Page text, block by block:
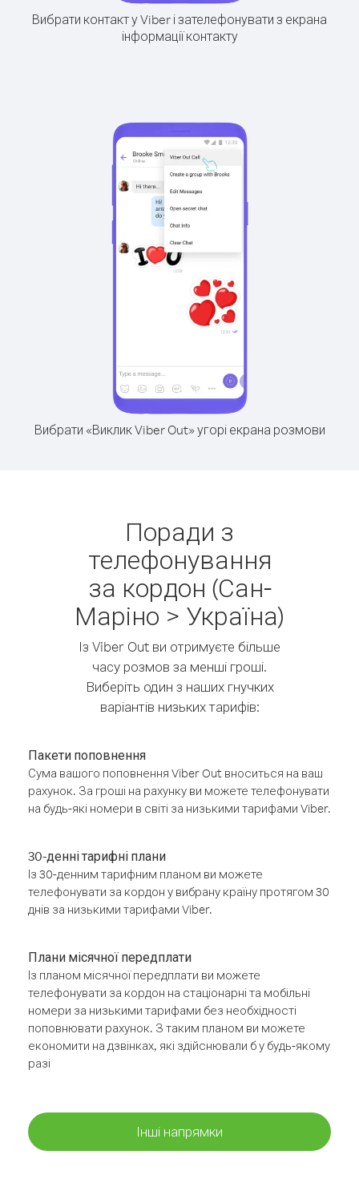
Вибрати контакт у Viber і зателефонувати з екрана
інформації контакту
Вибрати «Виклик Viber Out» угорі екрана розмови
Поради з
телефонування
за кордон (Сан-
Маріно > Україна)
Із Viber Out ви отримуєте більше
часу розмов за менші гроші.
Виберіть один з наших гнучких
варіантів низьких тарифів:
Пакети поповнення
Сума вашого поповнення Viber Out вноситься на ваш
рахунок. За гроші на рахунку ви можете телефонувати
на будь-які номери в світі за низькими тарифами Viber.
30-денні тарифні плани
Із 30-денним тарифним планом ви можете
телефонувати за кордон у вибрану країну протягом 30
днів за низькими тарифами Viber.
Плани місячної передплати
Із планом місячної передплати ви можете
телефонувати за кордон на стаціонарні та мобільні
номери за низькими тарифами без необхідності
поповнювати рахунок. З таким планом ви можете
економити на дзвінках, які здійснювали б у будь-якому
разі
Інші напрямки